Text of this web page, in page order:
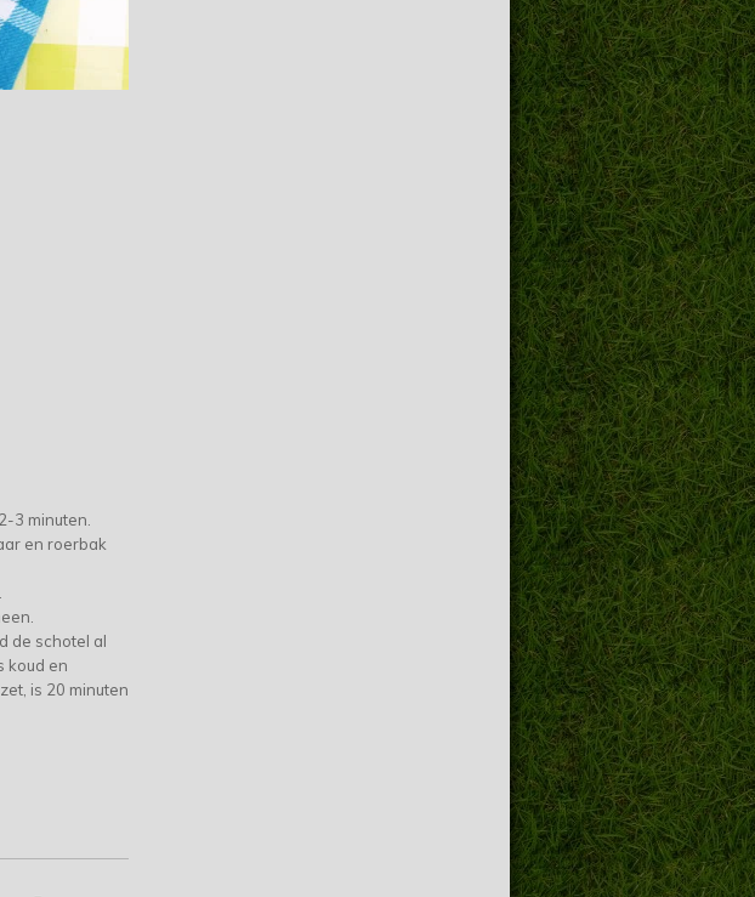
3 minuten.
en roerbak
de schotel al
koud en
is 20 minuten